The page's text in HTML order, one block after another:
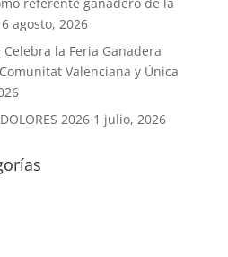
6 agosto, 2026
Celebra la Feria Ganadera
Valenciana y Única
2026 1 julio, 2026